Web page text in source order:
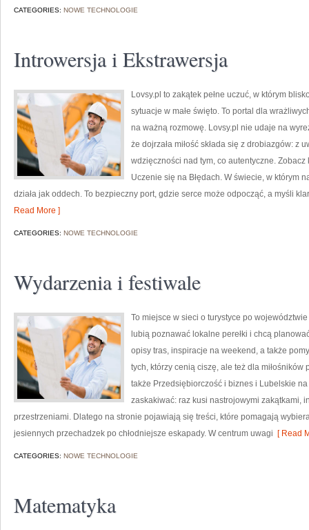
CATEGORIES: NOWE TECHNOLOGIE
Introwersja i Ekstrawersja
Lovsy.pl to zakątek pełne uczuć, w którym
sytuacje w małe święto. To portal dla
na ważną rozmowę. Lovsy.pl nie udaje na
że dojrzała miłość składa się z drobiazgów: z
wdzięczności nad tym, co autentyczne.
Uczenie się na Błędach. W świecie, w którym
działa jak oddech. To bezpieczny port, gdzie serce może odpocząć, a myśli
Read More ]
CATEGORIES: NOWE TECHNOLOGIE
Wydarzenia i festiwale
To miejsce w sieci o turystyce po
lubią poznawać lokalne perełki i chcą
opisy tras, inspiracje na weekend, a także
tych, którzy cenią ciszę, ale też dla
także Przedsiębiorczość i biznes i Lubelskie
zaskakiwać: raz kusi nastrojowymi zakątkami,
przestrzeniami. Dlatego na stronie pojawiają się treści, które pomagają
jesiennych przechadzek po chłodniejsze eskapady. W centrum uwagi [ Read
CATEGORIES: NOWE TECHNOLOGIE
Matematyka